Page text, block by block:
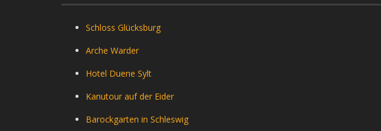
Schloss Glücksburg
Arche Warder
Hotel Duene Sylt
Kanutour auf der Eider
Barockgarten in Schleswig